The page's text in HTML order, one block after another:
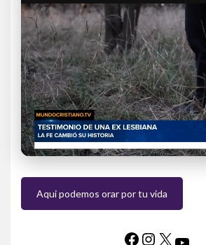
Aqui podemos orar por tu vida